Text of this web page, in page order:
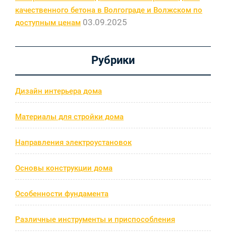
качественного бетона в Волгограде и Волжском по
доступным ценам 03.09.2025
Рубрики
Дизайн интерьера дома
Материалы для стройки дома
Направления электроустановок
Основы конструкции дома
Особенности фундамента
Различные инструменты и приспособления